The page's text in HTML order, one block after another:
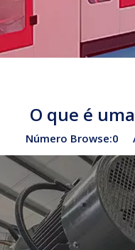
O que é
Número Browse:0